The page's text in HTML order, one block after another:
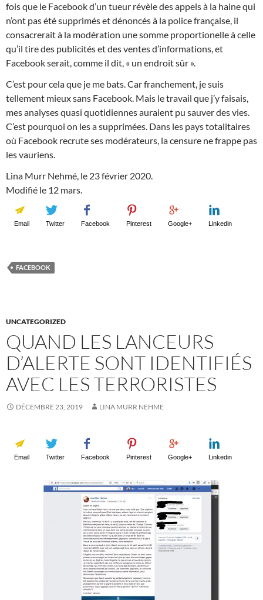
fois que le Facebook d’un tueur révèle des appels à la haine qui
n’ont pas été supprimés et dénoncés à la police française, il
consacrerait à la modération une somme proportionelle à celle
qu’il tire des publicités et des ventes d’informations, et
Facebook serait, comme il dit, « un endroit sûr ».
C’est pour cela que je me bats. Car franchement, je suis
tellement mieux sans Facebook. Mais le travail que j’y faisais,
mes analyses quasi quotidiennes auraient pu sauver des vies.
C’est pourquoi on les a supprimées. Dans les pays totalitaires
où Facebook recrute ses modérateurs, la censure ne frappe pas
les vauriens.
Lina Murr Nehmé, le 23 février 2020.
Modifié le 12 mars.
Email Twitter Facebook Pinterest Google+ Linkedin
FACEBOOK
UNCATEGORIZED
QUAND LES LANCEURS
D’ALERTE SONT IDENTIFIÉS
AVEC LES TERRORISTES
DÉCEMBRE 23, 2019 LINA MURR NEHME
Email Twitter Facebook Pinterest Google+ Linkedin